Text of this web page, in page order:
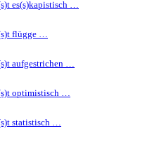
es(s)kapistisch …
flügge …
aufgestrichen …
optimistisch …
statistisch …